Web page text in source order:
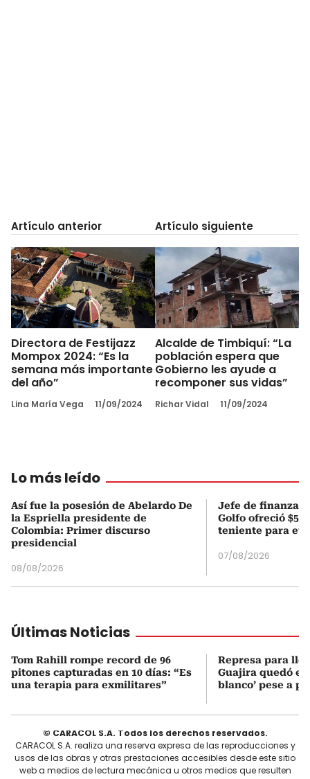
Artículo anterior
Directora de Festijazz
Mompox 2024: “Es la
semana más importante
del año”
Lina María Vega 11/09/2024
Artículo siguiente
Alcalde de Timbiquí: “La
población espera que
Gobierno les ayude a
recomponer sus vidas”
Richar Vidal 11/09/2024
Lo más leído
Así fue la posesión de Abelardo De
la Espriella presidente de
Colombia: Primer discurso
presidencial
08/08/2026
Jefe de finanzas
Golfo ofreció
teniente para
07/08/2026
Últimas Noticias
Tom Rahill rompe record de 96
pitones capturadas en 10 días: “Es
una terapia para exmilitares”
Represa para
Guajira quedó en
blanco’ pese a
© CARACOL S.A. Todos los derechos reservados.
CARACOL S.A. realiza una reserva expresa de las reproducciones y
usos de las obras y otras prestaciones accesibles desde este sitio
web a medios de lectura mecánica u otros medios que resulten